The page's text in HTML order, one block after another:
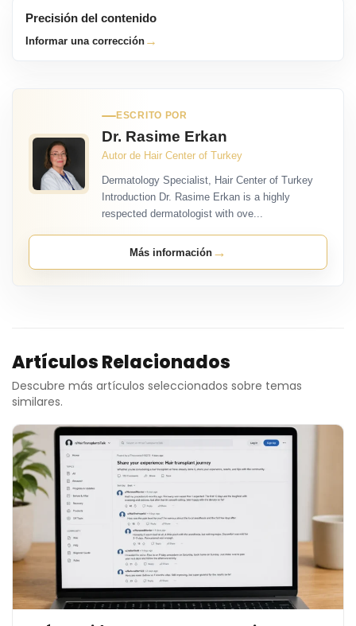
Precisión del contenido
Informar una corrección →
ESCRITO POR
Dr. Rasime Erkan
Autor de Hair Center of Turkey
Dermatology Specialist, Hair Center of Turkey
Introduction Dr. Rasime Erkan is a highly
respected dermatologist with ove...
Más información →
Artículos Relacionados
Descubre más artículos seleccionados sobre temas
similares.